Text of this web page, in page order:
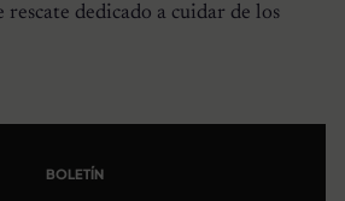
rescate dedicado a cuidar de los
BOLETÍN